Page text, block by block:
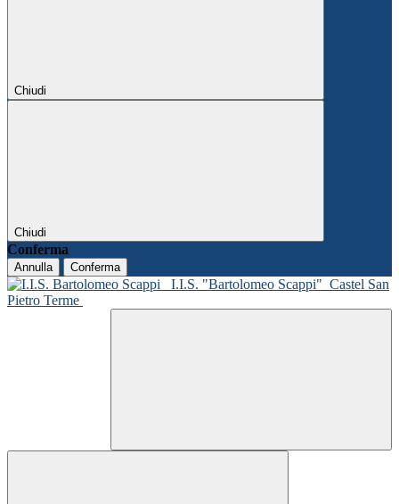
Chiudi
Chiudi
Conferma
Annulla Conferma
I.I.S. "Bartolomeo Scappi" Castel San
Pietro Terme